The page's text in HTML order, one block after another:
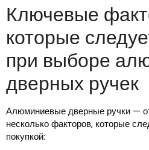
Ключевые
которые
при выборе
дверных ручек
Алюминиевые дверные ручки —
несколько факторов, которые
покупкой: